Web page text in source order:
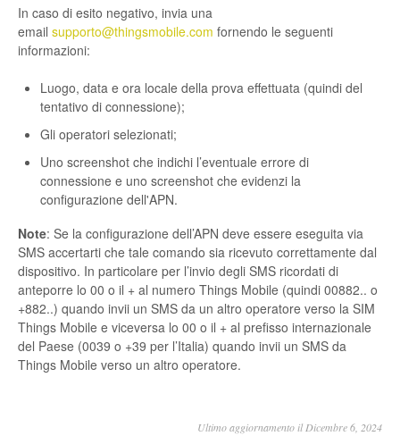
In caso di esito negativo, invia una
email supporto@thingsmobile.com fornendo le seguenti
informazioni:
Luogo, data e ora locale della prova effettuata (quindi del
tentativo di connessione);
Gli operatori selezionati;
Uno screenshot che indichi l’eventuale errore di
connessione e uno screenshot che evidenzi la
configurazione dell'APN.
Note: Se la configurazione dell’APN deve essere eseguita via
SMS accertarti che tale comando sia ricevuto correttamente dal
dispositivo. In particolare per l’invio degli SMS ricordati di
anteporre lo 00 o il + al numero Things Mobile (quindi 00882.. o
+882..) quando invii un SMS da un altro operatore verso la SIM
Things Mobile e viceversa lo 00 o il + al prefisso internazionale
del Paese (0039 o +39 per l’Italia) quando invii un SMS da
Things Mobile verso un altro operatore.
Ultimo aggiornamento il Dicembre 6, 2024